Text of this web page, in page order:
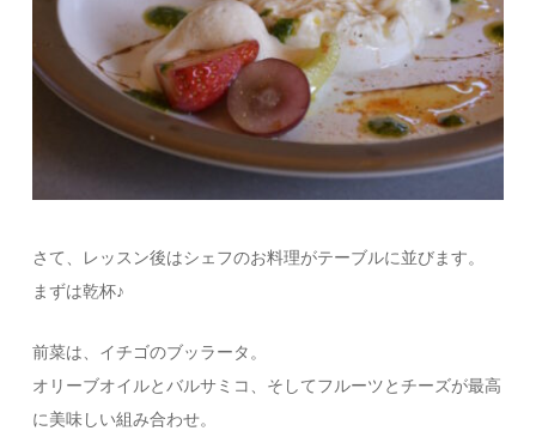
さて、レッスン後はシェフのお料理がテーブルに並びます。
まずは乾杯♪
前菜は、イチゴのブッラータ。
オリーブオイルとバルサミコ、そしてフルーツとチーズが最高
に美味しい組み合わせ。